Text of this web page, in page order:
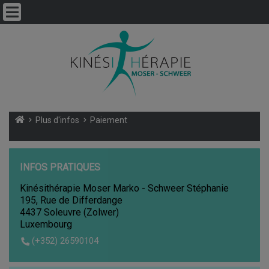
Plus d'infos Paiement
INFOS PRATIQUES
Kinésithérapie Moser Marko - Schweer Stéphanie
195, Rue de Differdange
4437 Soleuvre (Zolwer)
Luxembourg
(+352) 26590104